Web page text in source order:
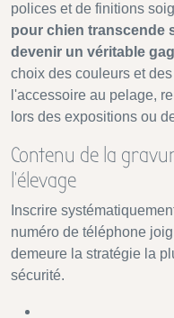
polices et de finitions
pour chien transcende
devenir un véritable
choix des couleurs et
l'accessoire au pelage,
lors des expositions ou
Contenu de la
l'élevage
Inscrire
numéro de téléphone
demeure la stratégie la
sécurité.